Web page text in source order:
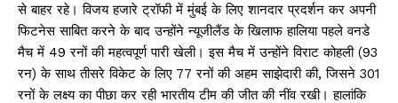
से बाहर रहे। विजय हजारे ट्रॉफी में मुंबई के लिए शानदार प्रदर्शन कर अपनी
फिटनेस साबित करने के बाद उन्होंने न्यूजीलैंड के खिलाफ हालिया पहले वनडे
मैच में 49 रनों की महत्वपूर्ण पारी खेली। इस मैच में उन्होंने विराट कोहली (93
रन) के साथ तीसरे विकेट के लिए 77 रनों की अहम साझेदारी की, जिसने 301
रनों के लक्ष्य का पीछा कर रही भारतीय टीम की जीत की नींव रखी। हालांकि